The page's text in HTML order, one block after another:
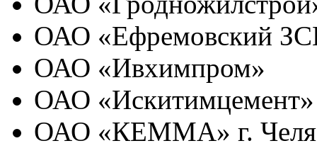
ОАО «Ефремовский
ОАО «Ивхимпром»
ОАО «Искитимцемент»
ОАО «КЕММА» г.